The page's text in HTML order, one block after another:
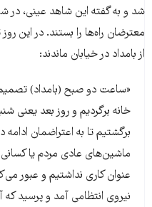
شد و به گفته این شاهد عینی، در
از بامداد در خیابان ماندند:
«ساعت دو صبح (بامداد) تصمیم
برگشتیم تا به اعتراضمان ادامه
ماشین‌های عادی مردم یا
عنوان کاری نداشتیم و عبور
نیروی انتظامی آمد و پرسید که